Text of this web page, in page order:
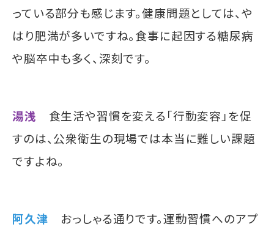
っている部分も感じます。健康問題としては、や
はり肥満が多いですね。食事に起因する糖尿病
や脳卒中も多く、深刻です。
湯浅 食生活や習慣を変える「行動変容」を促
すのは、公衆衛生の現場では本当に難しい課題
ですよね。
阿久津 おっしゃる通りです。運動習慣へのアプ